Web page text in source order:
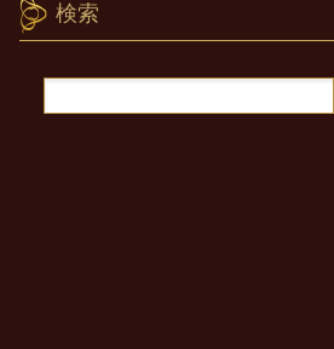
検索